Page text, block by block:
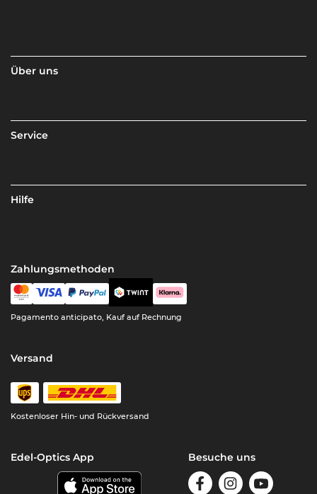
Über uns
Service
Hilfe
Zahlungsmethoden
Pagamento anticipato, Kauf auf Rechnung
Versand
Kostenloser Hin- und Rückversand
Edel-Optics App Besuche uns